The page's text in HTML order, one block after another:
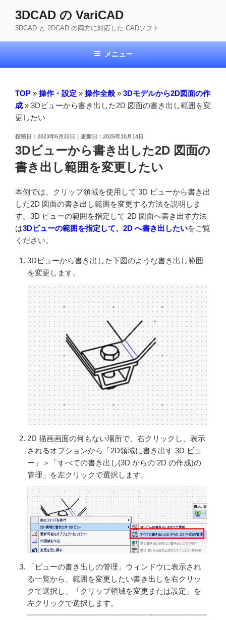
ン
へ
3DCAD の VariCAD
3DCAD と 2DCAD の両方に対応した CADソフト
メニュー
TOP » 操作・設定 » 操作全般 » 3Dモデルから2D図面の作
成 » 3Dビューから書き出した2D 図面の書き出し範囲を変
更したい
投
稿
日:
2023年6月22日 2025年10月14日
3Dビューから書き出した2D 図面の
書き出し範囲を変更したい
本例では、クリップ領域を使用して 3D ビューから書き出
した2D 図面の書き出し範囲を変更する方法を説明しま
す。3D ビューの範囲を指定して 2D 図面へ書き出す方法
は3Dビューの範囲を指定して、2D へ書き出したいをご覧
ください。
3Dビューから書き出した下図のような書き出し範囲
を変更します。
2D 描画画面の何もない場所で、右クリックし、表示
されるオプションから「2D領域に書き出す 3D ビュ
ー」＞「すべての書き出し(3D からの 2D の作成)の
管理」を左クリックで選択します。
「ビューの書き出しの管理」ウィンドウに表示され
る一覧から、範囲を変更したい書き出しを右クリッ
クで選択し、「クリップ領域を変更または設定」を
左クリックで選択します。